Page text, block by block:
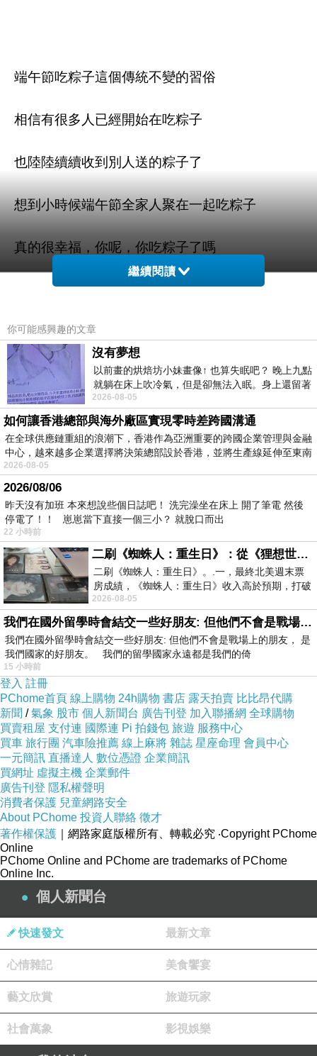
端午節吃粽子這個傳統不變的習俗
相信有很多人已經開始在吃粽子
也陸陸續續收到別人送的粽子了
想到小時候端午節全家人聚在一起吃粽子
真的很幸福，你呢，你吃粽子了嗎
還沒有的話，買個粽子或禮盒回去和家人一起聚
建議上MOMO購物網購買，現在都有特價喔
【魚博士-魚霸】野生現撈無刺白帶魚清肉6盒(100g-盒)
商品網址:
http://www.momoshop.com.tw/goods/GoodsDet
ail.jsp?
i_code=4045121&memid=6000009307&cid=a
puad&oid=1&osm=league
商品簡述
品牌名稱
魚博士-魚霸
魚種
部位
菲力/腹條
中骨/琵琶骨/切塊
繼續閱讀
你可能感興趣的文章
沒有夢想
以前畫的烘焙坊小妹畫像↑ 也算失眠吧？ 晚上九點
就躺在床上吹冷氣，但是卻無法入眠。身上還留著
四點多跑的六公里的疲
2026-08-05
如何讓香港總部與海外廠區實現零時差跨國溝通
在全球供應鏈重組的浪潮下，香港作為亞洲重要的跨國企業管理與金融
中心，越來越多企業選擇將決策總部設於香港，並將生產線延伸至東南
2026-08-05
2026/08/06
昨天沒有加班 本來想說些個日誌吧！ 洗完澡坐在床上 開了筆電 然後
停電了！！ 崽崽當下直接一個三小？ 就脫口而出
22 小時前
二刷《蜘蛛人：重生日》：從《狸想世界》到《怪奇物語》
二刷《蜘蛛人：重生日》。.一，最終北美週末票
房成績，《蜘蛛人：重生日》收入高於預期，打破
《復仇者聯盟：終局之戰》記錄，成為
2026-08-05
我們在國外留學時會結交一些好朋友: 但他們不會是戰場上的朋友
我們在國外留學時會結交一些好朋友: 但他們不會是戰場上的朋友， 是
我們國家的好朋友。 我們的留學國家永遠都是我們的倚
15 小時前
登入 註冊
PChome首頁 線上購物 24h購物 書店 露天拍賣 比比昂代購
新聞 /氣象 股市 個人新聞台 廣告刊登 加入聯播網 全球購物
買賣租屋 支付連 國際連 Pi 拍錢包 旅遊 服務中心
買車 旅行團 汽車險推薦 線上麻將 雜誌 星座命理 會員中心
一元簡訊 直播達人 數位憑證 企業簡訊
買網址 虛擬主機 企業郵件
廣告刊登 隱私權聲明
消費者保護 兒童網路安全
About PChome 投資人聯絡 徵才
著作權保護 ｜網路家庭版權所有、轉載必究 ‧Copyright PChome
Online
PChome Online and PChome are trademarks of PChome
Online Inc.
個人新聞台
快速發文 最新文章
心情雜記 美食饗宴
藝文欣賞 旅遊玩家
社會萬象 影視娛樂